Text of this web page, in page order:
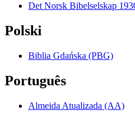
Det Norsk Bibelselskap
Polski
Biblia Gdańska (PBG)
Português
Almeida Atualizada (AA)